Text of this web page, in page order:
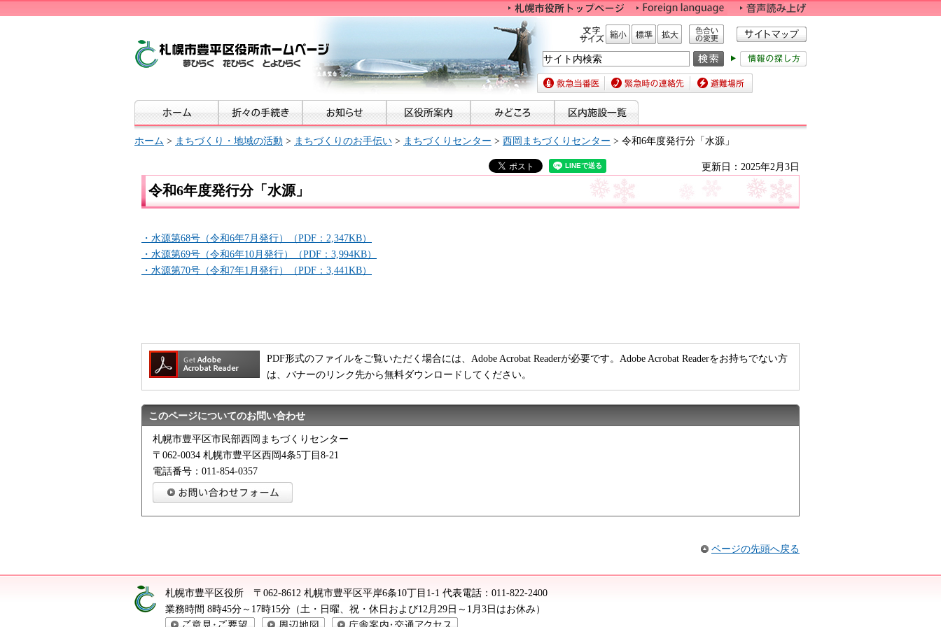
文字サイズ 縮小 標準 拡大
色合いの変更
救急当番医 緊急時の連絡先 避難場所
ホーム > まちづくり・地域の活動 > まちづくりのお手伝い > まちづくりセンター > 西岡まちづくりセンター > 令和6年度発行分「水源」
更新日：2025年2月3日
令和6年度発行分「水源」
・水源第68号（令和6年7月発行）（PDF：2,347KB）
・水源第69号（令和6年10月発行）（PDF：3,994KB）
・水源第70号（令和7年1月発行）（PDF：3,441KB）
PDF形式のファイルをご覧いただく場合には、Adobe Acrobat Readerが必要です。Adobe Acrobat Readerをお持ちでない方
は、バナーのリンク先から無料ダウンロードしてください。
このページについてのお問い合わせ
札幌市豊平区市民部西岡まちづくりセンター
〒062-0034 札幌市豊平区西岡4条5丁目8-21
電話番号：011-854-0357
ページの先頭へ戻る
札幌市豊平区役所 〒062-8612 札幌市豊平区平岸6条10丁目1-1 代表電話： 011-822-2400
業務時間 8時45分～17時15分（土・日曜、祝・休日および12月29日～1月3日はお休み）
ご意見・ご要望
周辺地図 庁舎案内・交通アクセス